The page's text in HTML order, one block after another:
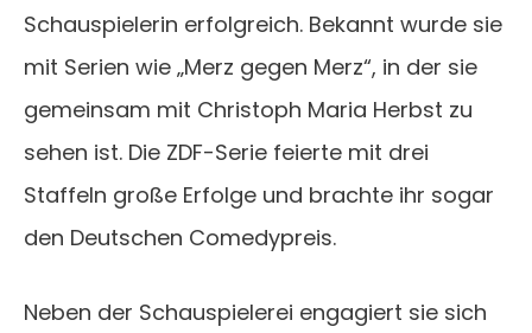
Schauspielerin erfolgreich. Bekannt wurde sie
mit Serien wie „Merz gegen Merz“, in der sie
gemeinsam mit Christoph Maria Herbst zu
sehen ist. Die ZDF-Serie feierte mit drei
Staffeln große Erfolge und brachte ihr sogar
den Deutschen Comedypreis.
Neben der Schauspielerei engagiert sie sich